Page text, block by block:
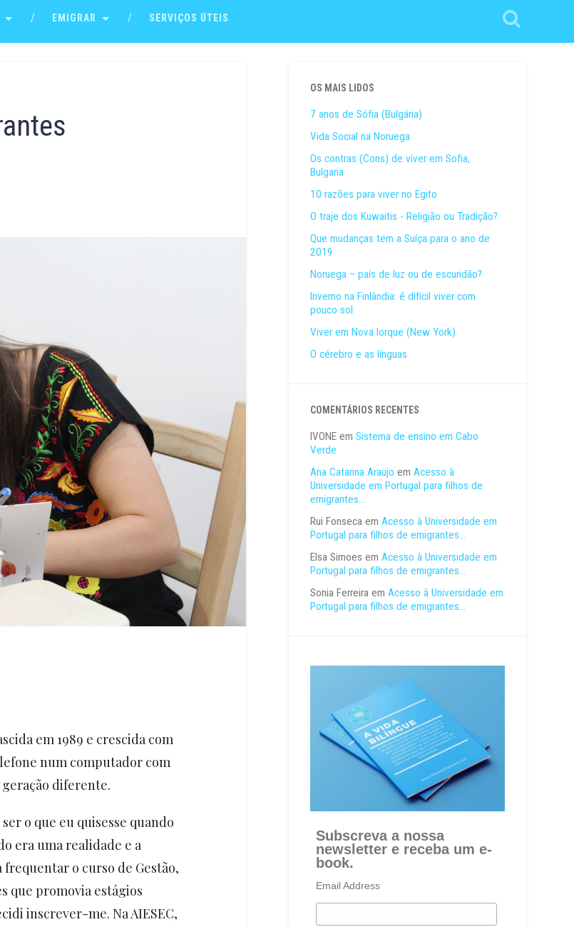
EMIGRAR SERVIÇOS ÚTEIS
em 1989 e crescida com
num computador com
geração diferente.
o que eu quisesse quando
era uma realidade e a
frequentar o curso de Gestão,
que promovia estágios
inscrever-me. Na AIESEC,
OS MAIS LIDOS
7 anos de Sófia (Bulgária)
Vida Social na Noruega
Os contras (Cons) de viver em Sofia,
Bulgaria
10 razões para viver no Egito
O traje dos Kuwaitis - Religião ou Tradição?
Que mudanças tem a Suíça para o ano de
2019
Noruega – país de luz ou de escuridão?
Inverno na Finlândia: é difícil viver com
pouco sol
Viver em Nova Iorque (New York)
O cérebro e as línguas
COMENTÁRIOS RECENTES
IVONE emSistema de ensino em Cabo
Verde
Ana Catarina Araujo emAcesso à
Universidade em Portugal para filhos de
emigrantes…
Rui Fonseca emAcesso à Universidade em
Portugal para filhos de emigrantes…
Elsa Simoes emAcesso à Universidade em
Portugal para filhos de emigrantes…
Sonia Ferreira emAcesso à Universidade em
Portugal para filhos de emigrantes…
Subscreva a nossa
newsletter e receba um e-
book.
Email Address